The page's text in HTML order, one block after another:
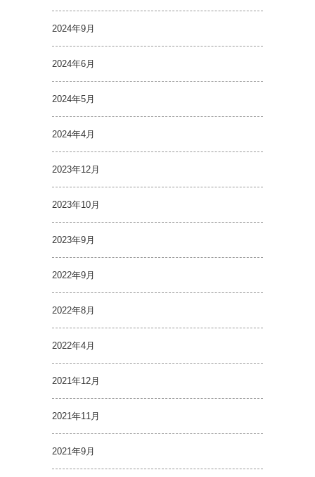
2024年9月
2024年6月
2024年5月
2024年4月
2023年12月
2023年10月
2023年9月
2022年9月
2022年8月
2022年4月
2021年12月
2021年11月
2021年9月